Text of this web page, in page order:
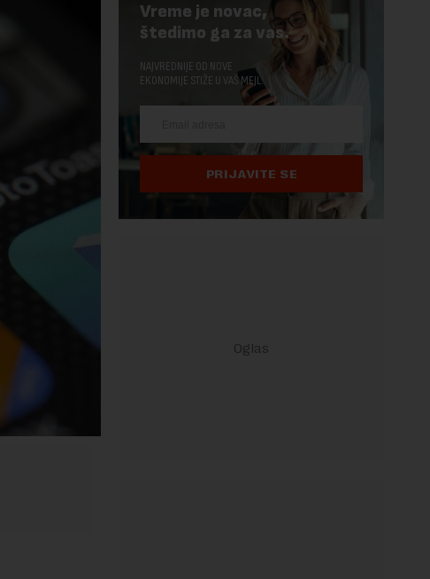
Vreme je novac,
štedimo ga za vas.
NAJVREDNIJE OD NOVE
EKONOMIJE STIŽE U VAŠ MEJL.
PRIJAVITE SE